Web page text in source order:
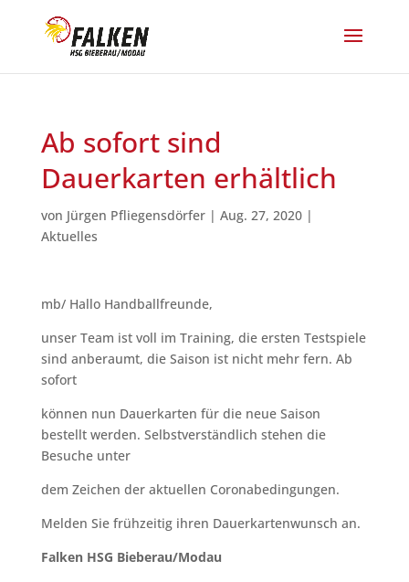
Ab sofort sind
Dauerkarten erhältlich
von Jürgen Pfliegensdörfer| Aug. 27, 2020|
Aktuelles
mb/ Hallo Handballfreunde,
unser Team ist voll im Training, die ersten Testspiele
sind anberaumt, die Saison ist nicht mehr fern. Ab
sofort
können nun Dauerkarten für die neue Saison
bestellt werden. Selbstverständlich stehen die
Besuche unter
dem Zeichen der aktuellen Coronabedingungen.
Melden Sie frühzeitig ihren Dauerkartenwunsch an.
Falken HSG Bieberau/Modau